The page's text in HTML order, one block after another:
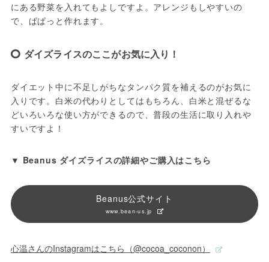
にある野菜を入れてもよしですよ。アレンジもしやすいの
で、ぱぱっと作れます。
ダイズライスのここがお気に入り！
ダイエット中に不足しがちなタンパク質を補えるのがお気に
入りです。白米の代わりとしてはもちろん、白米と混ぜるな
どいろいろな使い方ができるので、普段の生活に取り入れや
すいですよ！
▼ Beanus ダイズライスの詳細やご購入はこちら
Beanus公式サイト
www.bean-us.jp
心温さんのInstagramはこちら（@cocoa_coconon）